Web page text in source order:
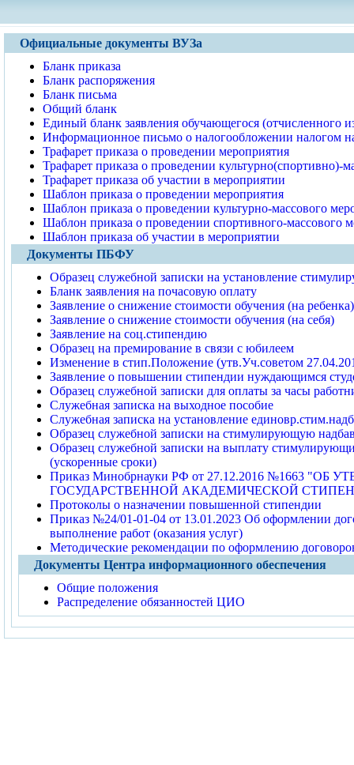
Официальные документы ВУЗа
Бланк приказа
Бланк распоряжения
Бланк письма
Общий бланк
Единый бланк заявления обучающегося (отчисленного
Информационное письмо о налогообложении налогом
Трафарет приказа о проведении мероприятия
Трафарет приказа о проведении культурно(спортивно)-
Трафарет приказа об участии в мероприятии
Шаблон приказа о проведении мероприятия
Шаблон приказа о проведении культурно-массового
Шаблон приказа о проведении спортивного-массового
Шаблон приказа об участии в мероприятии
Документы ПБФУ
Образец служебной записки на установление
Бланк заявления на почасовую оплату
Заявление о снижение стоимости обучения (на ребенка)
Заявление о снижение стоимости обучения (на себя)
Заявление на соц.стипендию
Образец на премирование в связи с юбилеем
Изменение в стип.Положение (утв.Уч.советом
Заявление о повышении стипендии нуждающимся
Образец служебной записки для оплаты за часы
Служебная записка на выходное пособие
Служебная записка на установление
Образец служебной записки на стимулирующую
Образец служебной записки на выплату
(ускоренные сроки)
Приказ Минобрнауки РФ от 27.12.2016 №1663
ГОСУДАРСТВЕННОЙ АКАДЕМИЧЕСКОЙ
Протоколы о назначении повышенной стипендии
Приказ №24/01-01-04 от 13.01.2023 Об оформлении
выполнение работ (оказания услуг)
Методические рекомендации по оформлению
Документы Центра информационного обеспечения
Общие положения
Распределение обязанностей ЦИО